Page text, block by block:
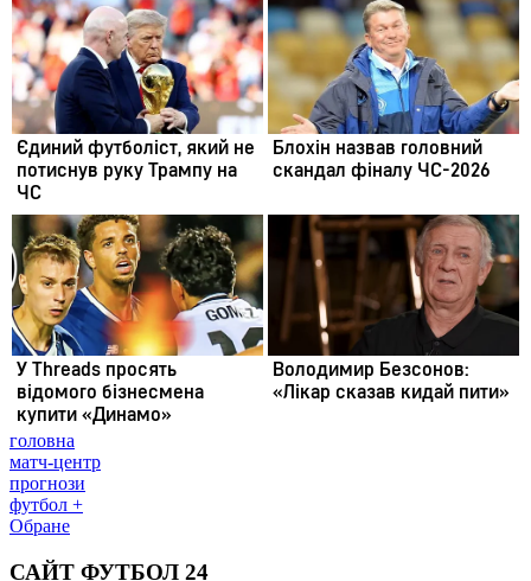
головна
матч-центр
прогнози
футбол +
Обране
САЙТ ФУТБОЛ 24